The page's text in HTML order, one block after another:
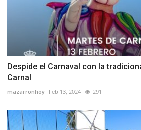
Despide el Carnaval con la
Carnal
mazarronhoy Feb 13, 2024 291